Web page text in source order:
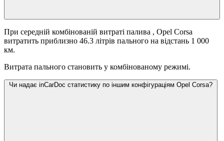
При середній комбінованій витраті палива , Opel Corsa
витратить приблизно 46.3 літрів пального на відстань 1 000
км.
Витрата пального становить у комбінованому режимі.
Чи надає inCarDoc статистику по іншим конфігураціям Opel Corsa?